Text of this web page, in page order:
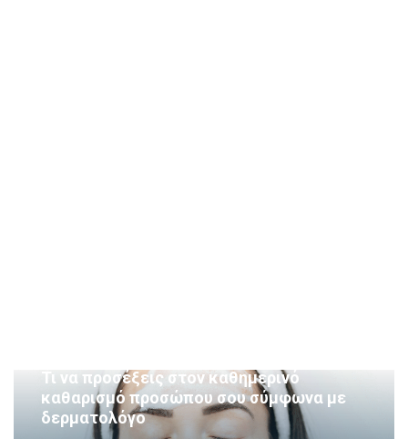
Τι να προσέξεις στον καθημερινό
καθαρισμό προσώπου σου σύμφωνα με
δερματολόγο